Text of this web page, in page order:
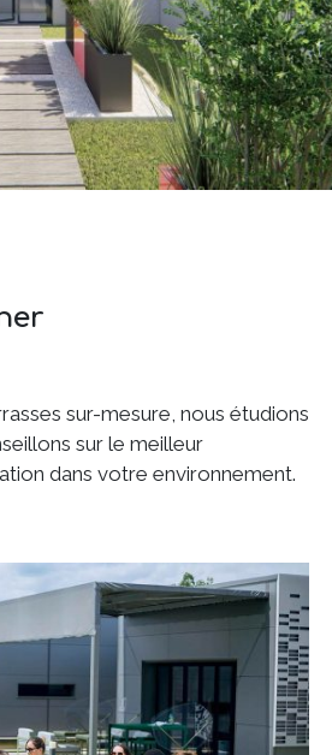
sur-mesure, nous étudions
sur le meilleur
dans votre environnement.